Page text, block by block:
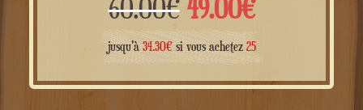
60.00€ Le
prix
initial
49.00€Le
prix
actuel
jusqu'à 34.30€si vous achetez 25